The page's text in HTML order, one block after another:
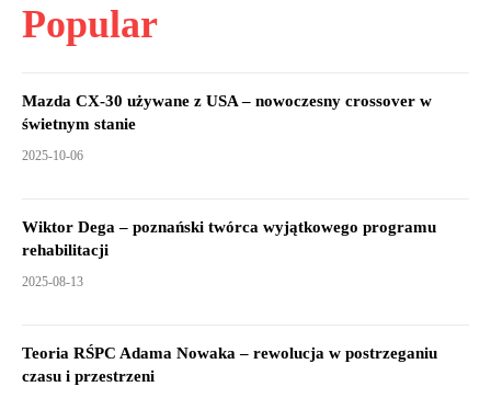
Popular
Mazda CX-30 używane z USA – nowoczesny crossover w
świetnym stanie
2025-10-06
Wiktor Dega – poznański twórca wyjątkowego programu
rehabilitacji
2025-08-13
Teoria RŚPC Adama Nowaka – rewolucja w postrzeganiu
czasu i przestrzeni